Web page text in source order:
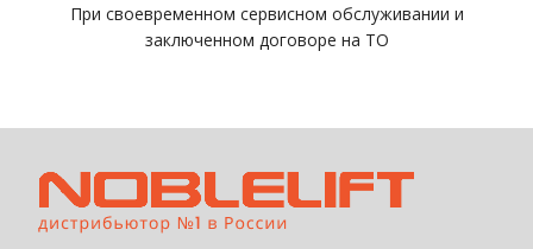
При своевременном сервисном обслуживании и
заключенном договоре на ТО